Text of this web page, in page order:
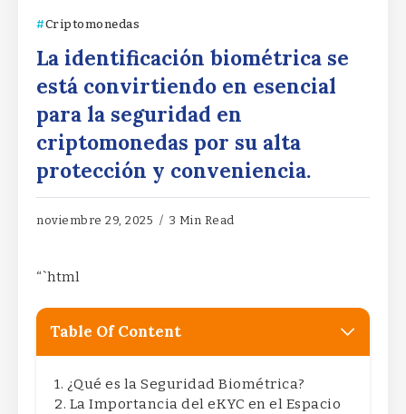
Criptomonedas
La identificación biométrica se
está convirtiendo en esencial
para la seguridad en
criptomonedas por su alta
protección y conveniencia.
noviembre 29, 2025 3 Min Read
“`html
Table Of Content
¿Qué es la Seguridad Biométrica?
La Importancia del eKYC en el Espacio